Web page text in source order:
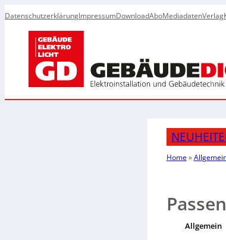
DatenschutzerklärungImpressumDownloadAboMediadatenVerlag
Home»
Allgemein